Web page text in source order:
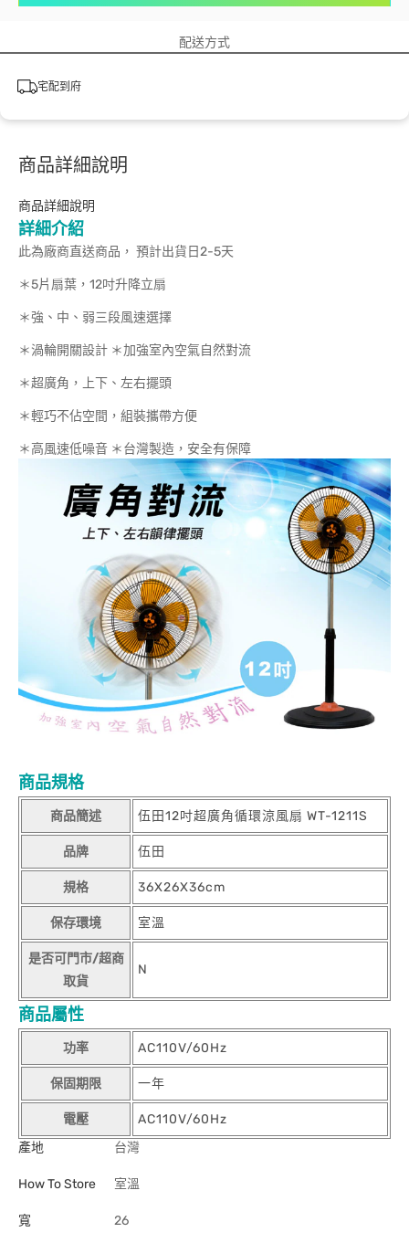
配送方式
宅配到府
商品詳細說明
商品詳細說明
詳細介紹
此為廠商直送商品， 預計出貨日2-5天
＊5片扇葉，12吋升降立扇
＊強、中、弱三段風速選擇
＊渦輪開關設計 ＊加強室內空氣自然對流
＊超廣角，上下、左右擺頭
＊輕巧不佔空間，組裝攜帶方便
＊高風速低噪音 ＊台灣製造，安全有保障
商品規格
商品簡述 伍田12吋超廣角循環涼風扇 WT-1211S
品牌 伍田
規格 36X26X36cm
保存環境 室溫
是否可門市/超商
取貨
N
商品屬性
功率 AC110V/60Hz
保固期限 一年
電壓
AC110V/60Hz
產地
台灣
How To Store 室溫
寬 26